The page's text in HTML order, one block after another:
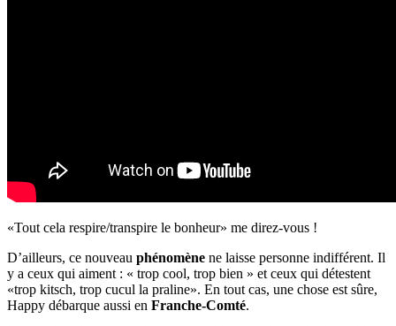
«Tout cela respire/transpire le bonheur» me direz-vous !
D’ailleurs, ce nouveau phénomène ne laisse personne indifférent. Il
y a ceux qui aiment : « trop cool, trop bien » et ceux qui détestent
«trop kitsch, trop cucul la praline». En tout cas, une chose est sûre,
Happy débarque aussi en Franche-Comté.